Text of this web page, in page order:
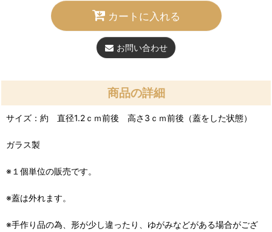
カートに入れる
お問い合わせ
商品の詳細
サイズ：約 直径1.2ｃｍ前後 高さ3ｃｍ前後（蓋をした状態）
ガラス製
※１個単位の販売です。
※蓋は外れます。
※手作り品の為、形が少し違ったり、ゆがみなどがある場合がござ